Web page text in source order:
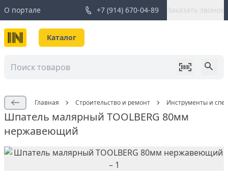
О портале +7 (914) 670-04-89 Заказать звонок
Каталог
Главная Строительство и ремонт Инструменты и
Шпатель малярный TOOLBERG 80мм
нержавеющий